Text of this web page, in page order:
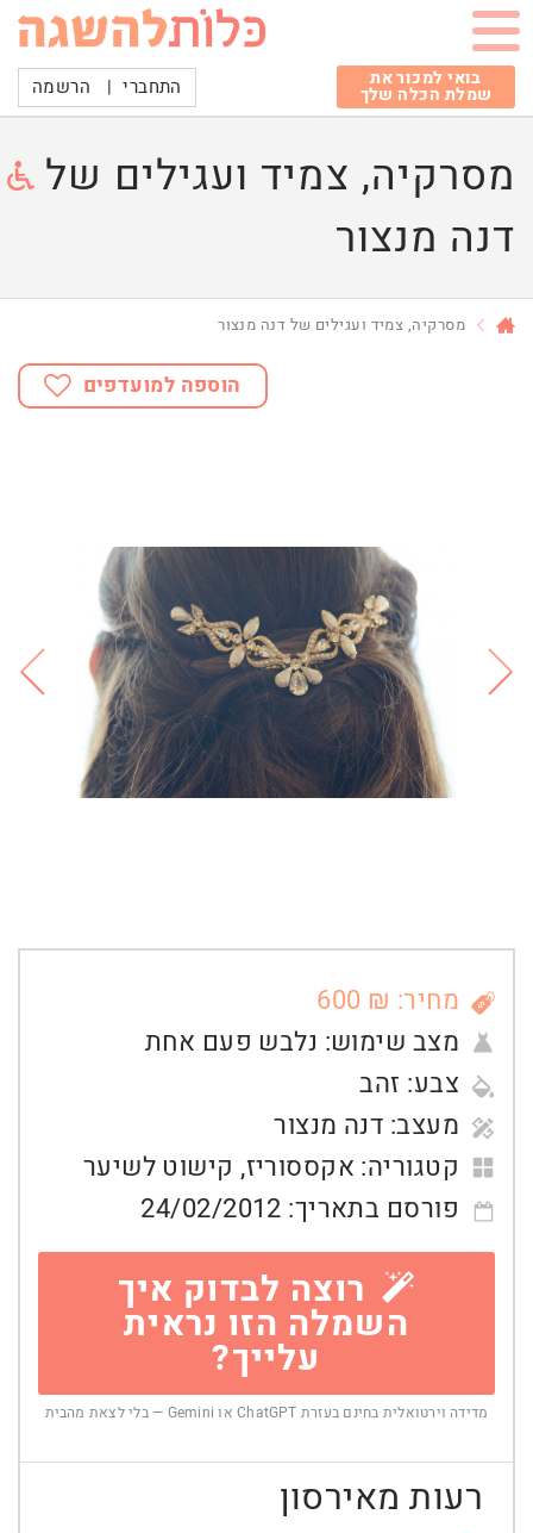
בואי למכור את
שמלת הכלה שלך התחברי | הרשמה
מסרקיה, צמיד ועגילים של
דנה מנצור
מסרקיה, צמיד ועגילים של דנה מנצור
הוספה למועדפים
מחיר: ₪ 600
מצב שימוש: נלבש פעם אחת
צבע: זהב
מעצב: דנה מנצור
קטגוריה: אקססוריז, קישוט לשיער
פורסם בתאריך: 24/02/2012
רוצה לבדוק איך
השמלה הזו נראית
עלייך?
מדידה וירטואלית בחינם בעזרת ChatGPT או Gemini — בלי לצאת מהבית
רעות מאירסון